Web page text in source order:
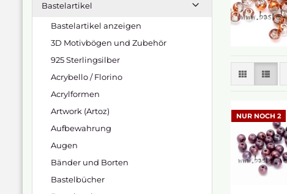
NUR NOCH 2
Bastelartikel
Bastelartikel anzeigen
3D Motivbögen und Zubehör
925 Sterlingsilber
Acrybello / Florino
Acrylformen
Artwork (Artoz)
Aufbewahrung
Augen
Bänder und Borten
Bastelbücher